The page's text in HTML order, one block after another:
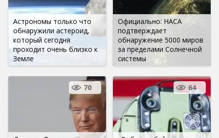
Астрономы только что
обнаружили астероид,
который сегодня
проходит очень близко к
Земле
Официально: НАСА
подтверждает
обнаружение 5000 миров
за пределами Солнечной
системы
70 64